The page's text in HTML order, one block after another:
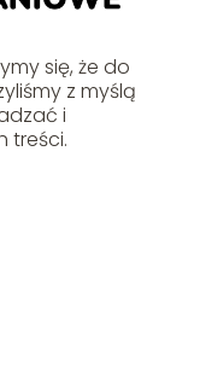
się, że do
z myślą
i
treści.